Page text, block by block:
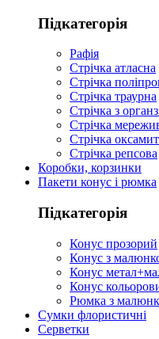
Підкатегорія
Рафія
Стрічка атласна
Стрічка
Стрічка траурна
Стрічка з
Стрічка
Стрічка
Стрічка репсова
Коробки, корзинки
Пакети конус і рюмка
Підкатегорія
Конус прозорий
Конус з
Конус
Конус
Рюмка з
Сумки флористичні
Серветки